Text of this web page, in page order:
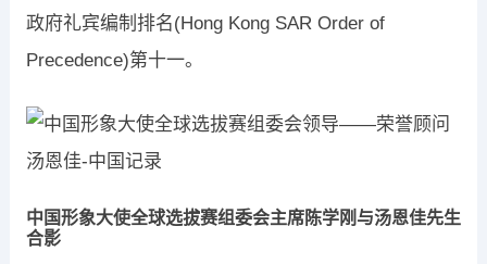
政府礼宾编制排名(Hong Kong SAR Order of
Precedence)第十一。
中国形象大使全球选拔赛组委会主席陈学刚与汤恩佳先生
合影